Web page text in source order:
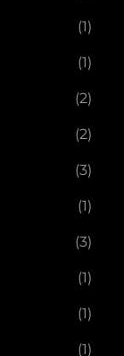
(1)
(1)
(2)
(2)
(3)
(1)
(3)
(1)
(1)
(1)